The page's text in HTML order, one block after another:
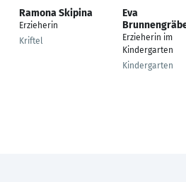
Ramona Skipina
Erzieherin
Kriftel
Eva
Erzieherin im
Kindergarten
Kindergarten